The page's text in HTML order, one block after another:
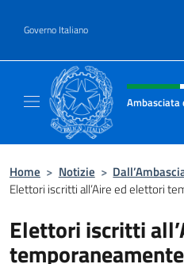
Governo Italiano
Intestazione
Home > Notizie >
Elettori iscritti all’Aire ed elettori
Elettori iscritti